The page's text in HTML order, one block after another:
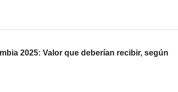
2025: Valor que deberían recibir, según